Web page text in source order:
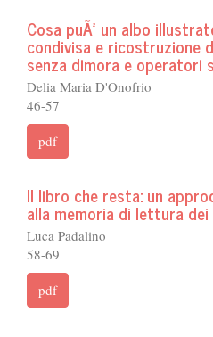
Cosa puÃ² un albo
condivisa e ricostruzione
senza dimora e operatori
Delia Maria D'Onofrio
46-57
pdf
Il libro che resta: un
alla memoria di lettura
Luca Padalino
58-69
pdf